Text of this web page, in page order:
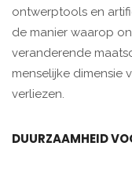
ontwerptools en
de manier waarop
veranderende
menselijke dimensie
verliezen.
DUURZAAMHEID